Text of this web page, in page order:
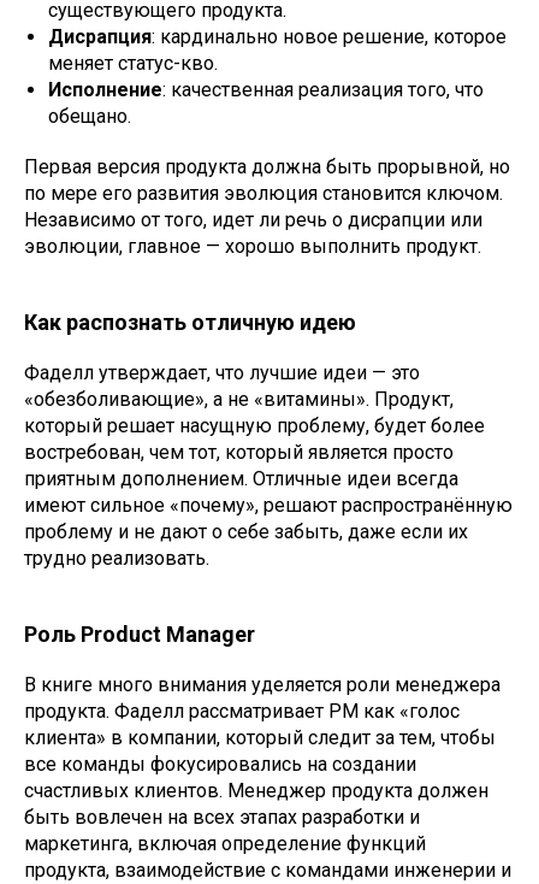
существующего продукта.
Дисрапция: кардинально новое решение, которое
меняет статус-кво.
Исполнение: качественная реализация того, что
обещано.
Первая версия продукта должна быть прорывной, но
по мере его развития эволюция становится ключом.
Независимо от того, идет ли речь о дисрапции или
эволюции, главное — хорошо выполнить продукт.
Как распознать отличную идею
Фаделл утверждает, что лучшие идеи — это
«обезболивающие», а не «витамины». Продукт,
который решает насущную проблему, будет более
востребован, чем тот, который является просто
приятным дополнением. Отличные идеи всегда
имеют сильное «почему», решают распространённую
проблему и не дают о себе забыть, даже если их
трудно реализовать.
Роль Product Manager
В книге много внимания уделяется роли менеджера
продукта. Фаделл рассматривает PM как «голос
клиента» в компании, который следит за тем, чтобы
все команды фокусировались на создании
счастливых клиентов. Менеджер продукта должен
быть вовлечен на всех этапах разработки и
маркетинга, включая определение функций
продукта, взаимодействие с командами инженерии и